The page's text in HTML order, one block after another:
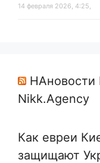
14 февраля 2026, 4:25,
НАновости
Nikk.Agency
Как евреи
защищают